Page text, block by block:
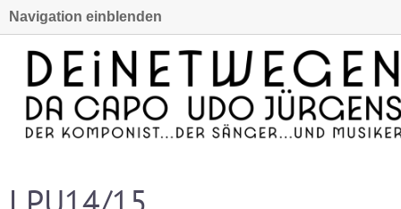
Navigation einblenden